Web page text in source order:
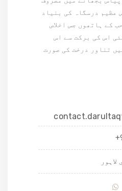
اس عظیم درسگاہ کی بنیاد
کے ہاتھوں جس اخلاص
اس کی برکت سے اس
تناور درخت کی صورت